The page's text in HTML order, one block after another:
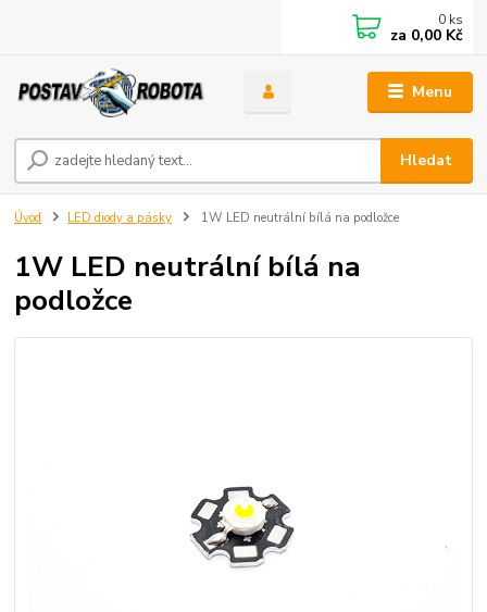
Menu
Hledat
0 ks
za 0,00 Kč
Úvod LED diody a pásky 1W LED neutrální bílá na podložce
1W LED neutrální bílá na
podložce